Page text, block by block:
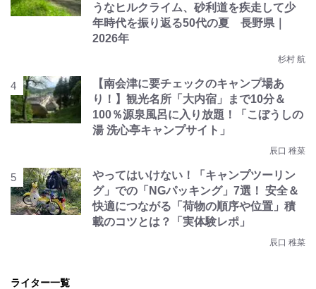
うなヒルクライム、砂利道を疾走して少
年時代を振り返る50代の夏 長野県｜
2026年
杉村 航
【南会津に要チェックのキャンプ場あ
り！】観光名所「大内宿」まで10分＆
100％源泉風呂に入り放題！「こぼうしの
湯 洗心亭キャンプサイト」
辰口 稚菜
やってはいけない！「キャンプツーリン
グ」での「NGパッキング」7選！ 安全＆
快適につながる「荷物の順序や位置」積
載のコツとは？「実体験レポ」
辰口 稚菜
ライター一覧